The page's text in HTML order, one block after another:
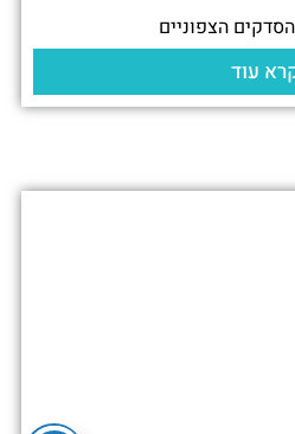
הצפוניים
עוד